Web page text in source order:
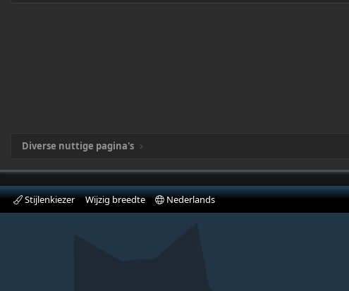
Diverse nuttige pagina's
Stijlenkiezer Wijzig breedte Nederlands